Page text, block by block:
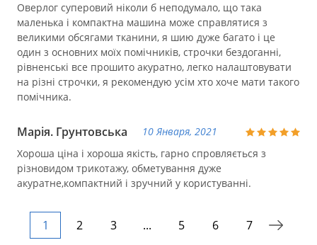
Оверлог суперовий ніколи б неподумало, що така
маленька і компактна машина може справлятися з
великими обсягами тканини, я шию дуже багато і це
один з основних моїх помічників, строчки бездоганні,
рівненські все прошито акуратно, легко налаштовувати
на різні строчки, я рекомендую усім хто хоче мати такого
помічника.
Марія. Грунтовська
10 Января, 2021
Хороша ціна і хороша якість, гарно спровляється з
різновидом трикотажу, обметування дуже
акуратне,компактний і зручний у користуванні.
1 2 3 ... 5 6 7